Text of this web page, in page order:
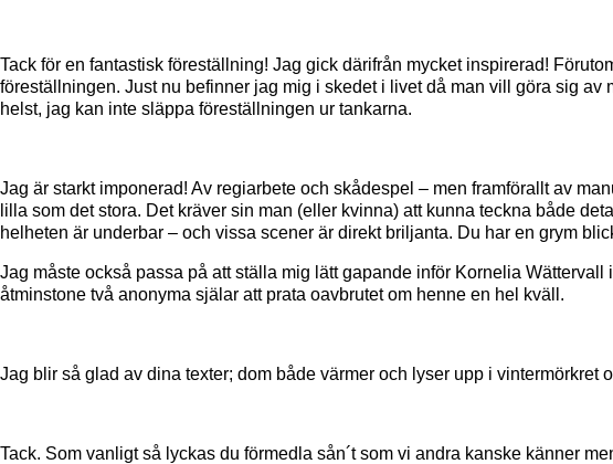
Tack för en fantastisk föreställning! Jag gick därifrån mycket inspirerad!
föreställningen. Just nu befinner jag mig i skedet i livet då man vill göra sig
helst, jag kan inte släppa föreställningen ur tankarna.
Jag är starkt imponerad! Av regiarbete och skådespel – men framförallt av
lilla som det stora. Det kräver sin man (eller kvinna) att kunna teckna både
helheten är underbar – och vissa scener är direkt briljanta. Du har en grym
Jag måste också passa på att ställa mig lätt gapande inför Kornelia
åtminstone två anonyma själar att prata oavbrutet om henne en hel kväll.
Jag blir så glad av dina texter; dom både värmer och lyser upp i vintermörkret
Tack. Som vanligt så lyckas du förmedla sån´t som vi andra kanske känner